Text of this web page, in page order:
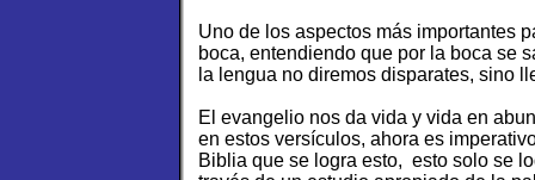
Uno de los aspectos más importantes
boca, entendiendo que por la boca se
la lengua no diremos disparates, sino
El evangelio nos da vida y vida en
en estos versículos, ahora es
Biblia que se logra esto, esto solo se